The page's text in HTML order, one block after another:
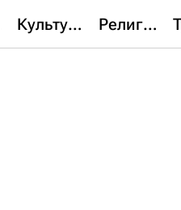
Культура Религия